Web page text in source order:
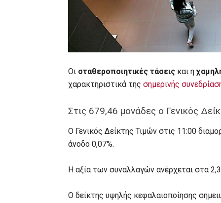
Οι σταθεροποιητικές τάσεις και η
χαρακτηριστικά της σημερινής
Στις 679,46 μονάδες ο Γενικός
O Γενικός Δείκτης Τιμών στις 11:00
άνοδο 0,07%.
Η αξία των συναλλαγών ανέρχεται στα
Ο δείκτης υψηλής κεφαλαιοποίησης